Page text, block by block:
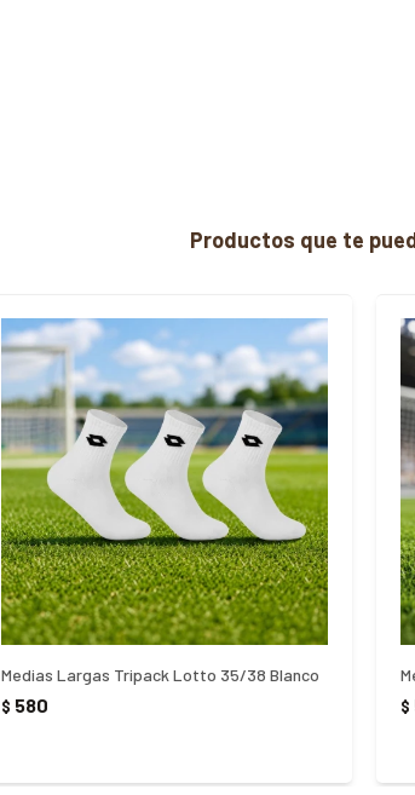
Productos que te
Medias Largas Tripack Lotto 35/38 Blanco
$ 580 $